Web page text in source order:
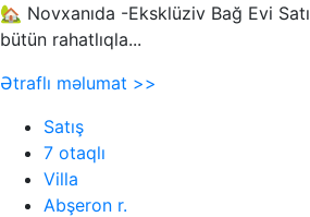
🏡 Novxanıda -Eksklüziv Bağ Evi
bütün rahatlıqla...
Ətraflı məlumat >>
Satış
7 otaqlı
Villa
Abşeron r.